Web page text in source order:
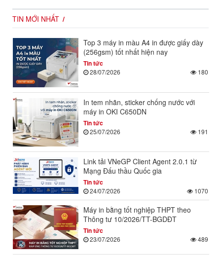
TIN MỚI NHẤT
Top 3 máy in màu A4 in được giấy dày
(256gsm) tốt nhất hiện nay
Tin tức
28/07/2026 180
In tem nhãn, sticker chống nước với
máy in OKI C650DN
Tin tức
25/07/2026 191
Link tải VNeGP Client Agent 2.0.1 từ
Mạng Đấu thầu Quốc gia
Tin tức
24/07/2026 1070
Máy in bằng tốt nghiệp THPT theo
Thông tư 10/2026/TT-BGDĐT
Tin tức
23/07/2026 489